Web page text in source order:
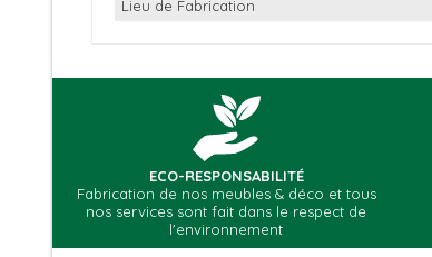
Lieu de Fabrication
ECO-RESPONSABILITÉ
Fabrication de nos meubles & déco et tous
nos services sont fait dans le respect de
l'environnement